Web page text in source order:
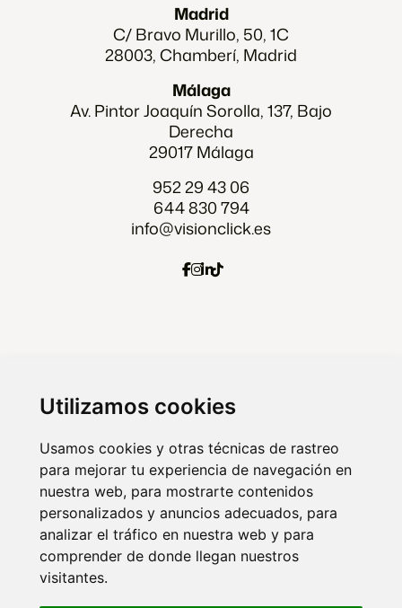
Utilizamos cookies
Usamos cookies y otras técnicas de rastreo
para mejorar tu experiencia de navegación en
nuestra web, para mostrarte contenidos
personalizados y anuncios adecuados, para
analizar el tráfico en nuestra web y para
comprender de donde llegan nuestros
visitantes.
Madrid
C/ Bravo Murillo, 50, 1C
28003, Chamberí, Madrid
Málaga
Av. Pintor Joaquín Sorolla, 137, Bajo
Derecha
29017 Málaga
952 29 43 06
644 830 794
info@visionclick.es
Marketing digital Madrid
Marketing digital Almería
© 2026 VISIONCLICK. Agencia de marketing
online y publicidad.
Aviso legal Política de privacidad